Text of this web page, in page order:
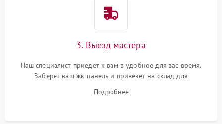
3. Выезд мастера
Наш специалист приедет к вам в удобное для вас время.
Заберет ваш жк-панель и привезет на склад для
Подробнее